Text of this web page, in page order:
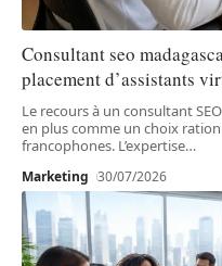
Consultant seo
placement d’assistants
Le recours à un consultant
en plus comme un choix
francophones. L’expertise…
Marketing 30/07/2026